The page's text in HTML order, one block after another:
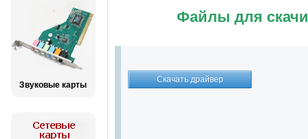
Звуковые карты
Файлы для